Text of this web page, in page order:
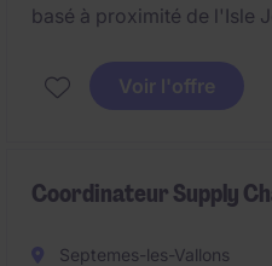
basé à proximité de l'Isle
L'Assistant·e
des commandes et à la
Voir l'offre
Coordinateur Supply
Septemes-les-Vallons